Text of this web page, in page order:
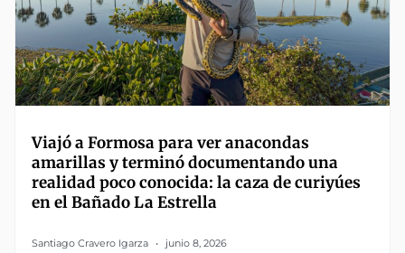
Viajó a Formosa para ver anacondas
amarillas y terminó documentando una
realidad poco conocida: la caza de curiyúes
en el Bañado La Estrella
Santiago Cravero Igarza junio 8, 2026